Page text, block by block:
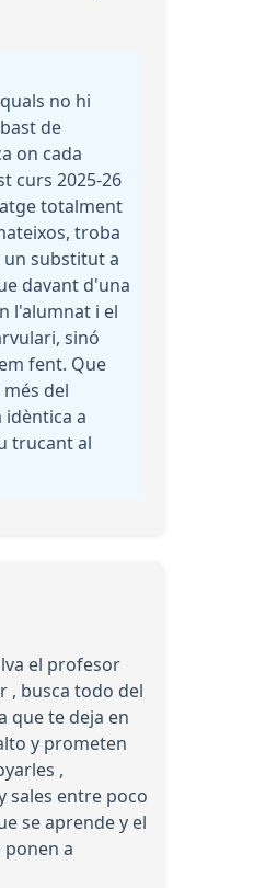
no hi
de
on cada
curs 2025-26
totalment
troba
un substitut a
davant d'una
l'alumnat i el
sinó
fent. Que
del
a
trucant al
el profesor
, busca todo del
que te deja en
y prometen
,
sales entre poco
se aprende y el
ponen a